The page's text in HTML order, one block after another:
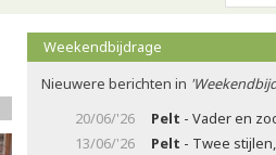
Weekendbijdrage
Nieuwere berichten in
20/06/'26
Pelt - Vader en
13/06/'26
Pelt - Twee